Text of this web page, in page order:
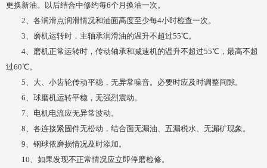
更换新油。以后结合中修约每6个月换油一次。
2、各润滑点润滑情况和油面高度至少每4小时检查一次。
3、磨机运转时，主轴承润滑油的温升不超过55℃。
4、磨机正常运转时，传动轴承和减速机的温升不超过55℃，最高不超
过60℃。
5、大、小齿轮传动平稳，无异常噪音。必要时应及时调整间隙。
6、球磨机运转平稳，无强烈震动。
7、电机电流应无异常波动。
8、各连接紧固件无松动，结合面无漏油、五漏税水、无漏矿现象。
9、钢球依磨损情况及时添加。
10、如果发现不正常情况应立即停磨检修。